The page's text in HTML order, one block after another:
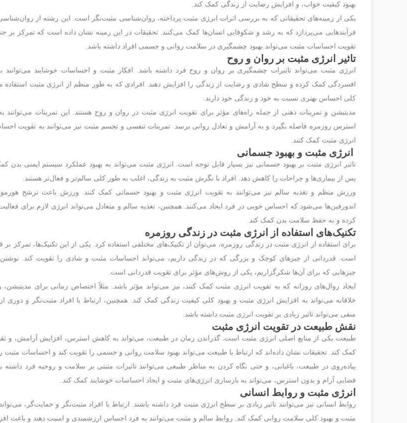
بهبود کیفیت خواب، و افزایش رضایت از زندگی کمک کند.
یکی از زمینه‌های تحقیقاتی که به بررسی اثرات انرژی مثبت پرداخته، روان‌شناسی مثبت‌نگر است. این رشته از
فرآیندهایی می‌پردازد که به رشد و شکوفایی انسان‌ها کمک می‌کنند. تحقیقات در این زمینه نشان داده است که تمرکز بر
تقویت احساسات مثبت می‌تواند بهبود چشمگیری در سلامت روانی و جسمی افراد داشته باشد.
تاثیر انرژی مثبت بر روان و روح
انرژی مثبت می‌تواند تاثیرات چشمگیری بر روان و روح فرد داشته باشد. افکار مثبت و احساسات خوشایند
افسردگی کمک کرده و سطح شادی و رضایت از زندگی را افزایش دهند. افرادی که به طور منظم از انرژی مثبت استفاده
کلی احساس بهتری نسبت به خود و زندگی خود دارند.
مدیتیشن و تمرینات ذهنی از جمله راه‌های مؤثر برای تقویت انرژی مثبت در روان و روح هستند. این تمرینات می‌توانند
استرس روزمره فاصله بگیرد و به آرامش و تعادل روانی برسد. تمرینات تنفسی و تجسم مثبت نیز می‌توانند به تقویت
انرژی مثبت کمک کنند.
انرژی مثبت و بهبود جسمانی
تاثیر انرژی مثبت بر بهبود جسمانی نیز بسیار قابل توجه است. انرژی مثبت می‌تواند به بهبود عملکرد سیستم ایمنی بدن
پس از بیماری‌ها و جراحات را کاهش دهد. افراد با نگرش مثبت به زندگی، اغلب به طور کلی سالم‌تر و فعال‌تر هستند.
ورزش منظم و تغذیه سالم نیز می‌توانند به تقویت انرژی مثبت و بهبود جسمانی کمک کنند. ورزش باعث ترشح
اندورفین‌ها می‌شود که احساس خوبی در فرد ایجاد می‌کنند. همچنین، تغذیه سالم و متعادل می‌تواند انرژی لازم برای
کرده و به حفظ سلامت بدن کمک کند.
تکنیک‌های استفاده از انرژی مثبت در زندگی روزمره
برای استفاده از انرژی مثبت در زندگی روزمره، می‌توان از تکنیک‌های مختلفی استفاده کرد. یکی از این تکنیک‌ها، تمرکز
است. قدردانی از چیزهای کوچک و بزرگی که در زندگی داریم، می‌تواند احساسات مثبت و شادی را تقویت کند. نوشتن
چیزهایی که برای آن‌ها شکرگزاریم، یکی از روش‌های مؤثر برای تقویت قدردانی است.
ایجاد روال‌های روزانه که به تقویت انرژی مثبت کمک کنند، نیز می‌تواند مؤثر باشد. مثلاً اختصاص زمانی برای
خلاقانه می‌تواند به افزایش انرژی مثبت و بهبود کلی کیفیت زندگی کمک کند. همچنین، ارتباط با افراد مثبت‌نگر و دوری
منفی می‌تواند تاثیر زیادی بر تقویت انرژی مثبت داشته باشد.
نقش طبیعت در تقویت انرژی مثبت
طبیعت یکی از منابع اصلی انرژی مثبت است. گذراندن زمان در طبیعت، می‌تواند به کاهش استرس، افزایش آرامش، و
کمک کند. تحقیقات نشان داده‌اند که ارتباط با طبیعت می‌تواند بهبود سلامت روانی و جسمی را تقویت کند و احساسات مثبت
پیاده‌روی در طبیعت، باغبانی، و حتی نگاه کردن به مناظر طبیعی می‌توانند تاثیرات مثبتی بر سلامت و روحیه فرد داشته
فضایی آرام و بدون استرس، می‌تواند به بازسازی انرژی‌های مثبت و ایجاد احساسات خوشایند کمک کند.
انرژی مثبت و روابط انسانی
روابط انسانی نیز می‌توانند تاثیر زیادی بر سطح انرژی مثبت فرد داشته باشند. ارتباط با افراد مثبت‌نگر و حمایت‌گر،
مثبت و بهبود کلی سلامت روانی کمک کند. روابط سالم و مثبت می‌توانند به فرد احساس ارزشمندی و امنیت دهند و باعث